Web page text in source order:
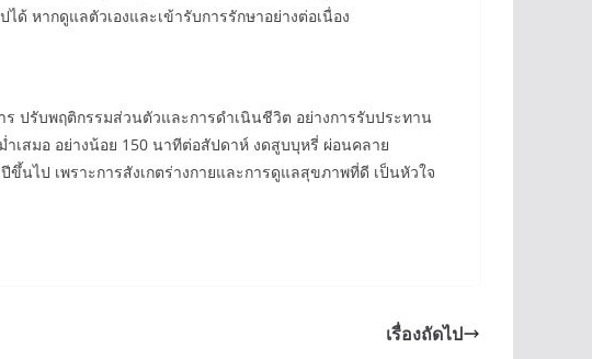
หากดูแลตัวเองและเข้ารับการรักษาอย่างต่อเนื่อง
ปรับพฤติกรรมส่วนตัวและการดำเนินชีวิต อย่างการรับประทาน
เสมอ อย่างน้อย 150 นาทีต่อสัปดาห์ งดสูบบุหรี่ ผ่อนคลาย
นไป เพราะการสังเกตร่างกายและการดูแลสุขภาพที่ดี เป็นหัวใจ
เรื่องถัดไป